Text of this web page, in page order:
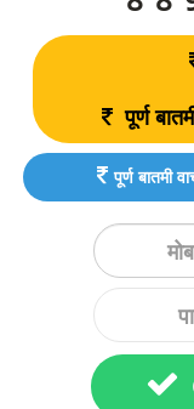
पूर्ण
पूर्ण बातमी